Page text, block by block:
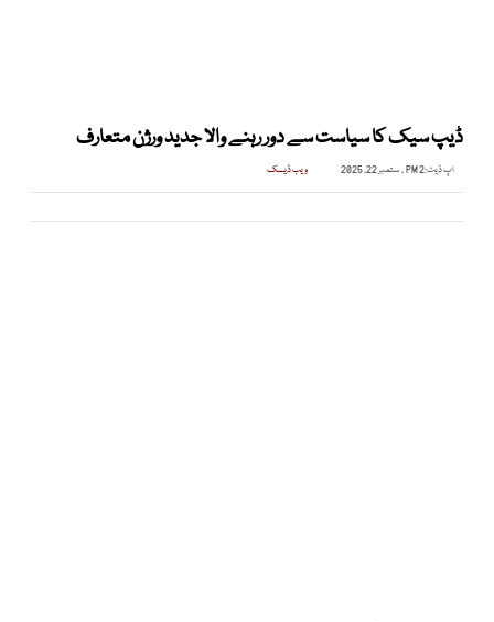
ڈیپ سیک کا سیاست سے دور رہنے والا جدید ورژن متعارف
اپ ڈیٹ:2 PM , ستمبر 22, 2025 ویب ڈیسک